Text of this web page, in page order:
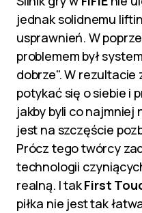
jednak solidnemu
usprawnień. W
problemem był
dobrze". W
potykać się o siebie i
jakby byli co najmniej
jest na szczęście
Prócz tego twórcy
technologii
realną. I takFirst
piłka nie jest tak